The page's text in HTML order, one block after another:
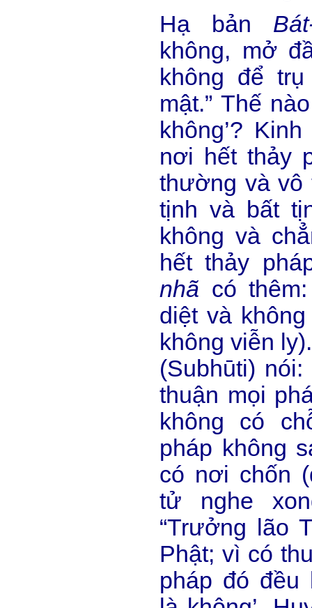
Hạ bản
không, mở
không để
mật.” Thế
không’?
nơi hết thảy
thường và vô
tịnh và bất
không và
hết thảy
nhã có
diệt và
không viễn
(Subhūti)
thuận mọi
không có
pháp không
có nơi chốn
tử nghe
“Trưởng lão
Phật; vì có
pháp đó đều